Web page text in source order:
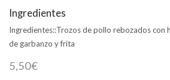
Ingredientes
Ingredientes::Trozos de pollo rebozados con
de garbanzo y frita
5,50€